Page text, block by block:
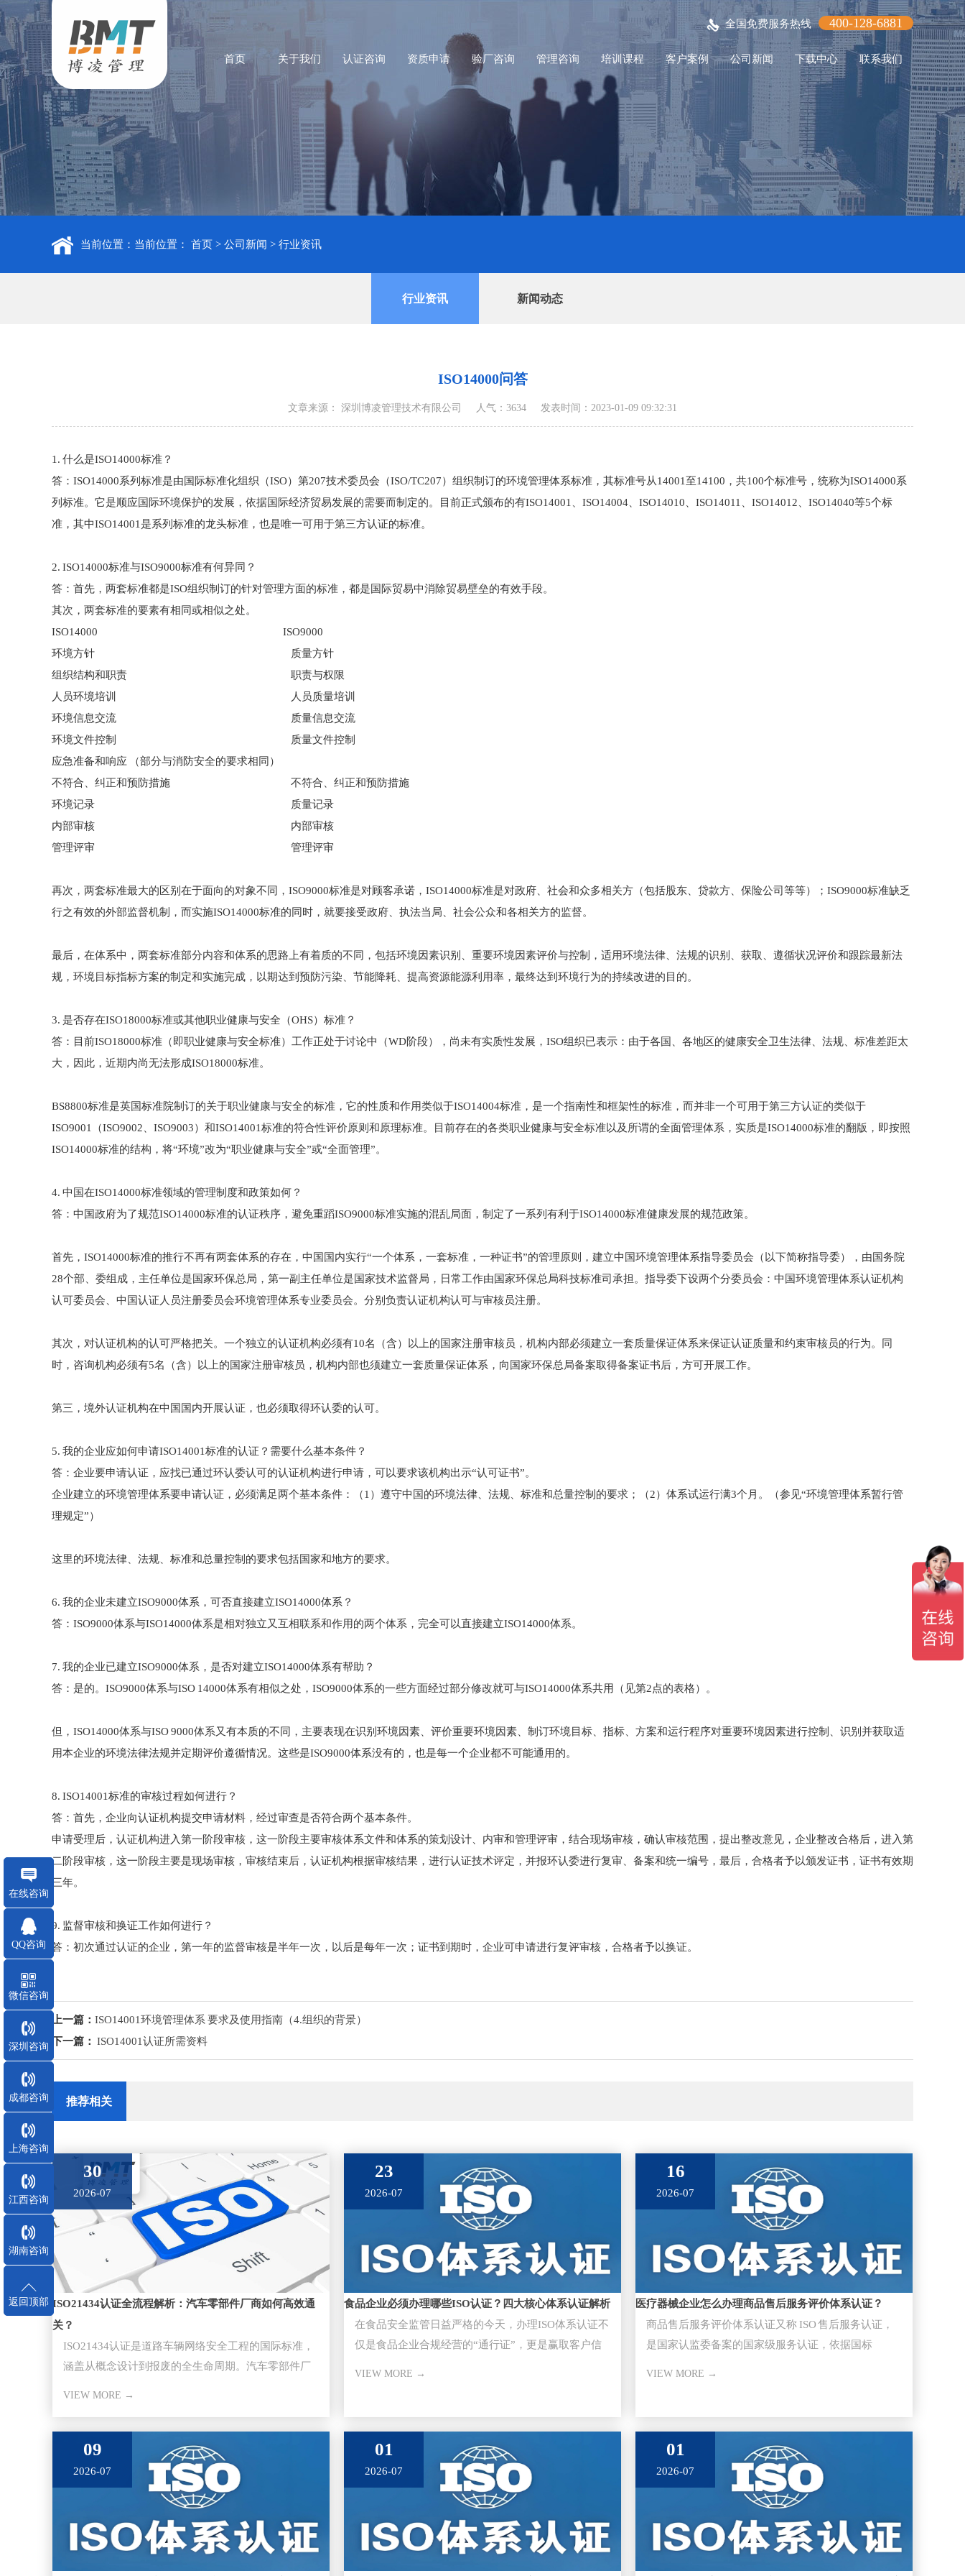
全国免费服务热线 400-128-6881
首页 关于我们 认证咨询 资质申请 验厂咨询 管理咨询 培训课程 客户案例 公司新闻 下载中心 联系我们
当前位置：当前位置： 首页 > 公司新闻 > 行业资讯
行业资讯 新闻动态
ISO14000问答
文章来源： 深圳博凌管理技术有限公司 人气：3634 发表时间：2023-01-09 09:32:31
1. 什么是ISO14000标准？
答：ISO14000系列标准是由国际标准化组织（ISO）第207技术委员会（ISO/TC207）组织制订的环境管理体系标准，其标准号从14001至14100，共100个标准号，统称为ISO14000系
列标准。它是顺应国际环境保护的发展，依据国际经济贸易发展的需要而制定的。目前正式颁布的有ISO14001、ISO14004、ISO14010、ISO14011、ISO14012、ISO14040等5个标
准，其中ISO14001是系列标准的龙头标准，也是唯一可用于第三方认证的标准。
2. ISO14000标准与ISO9000标准有何异同？
答：首先，两套标准都是ISO组织制订的针对管理方面的标准，都是国际贸易中消除贸易壁垒的有效手段。
其次，两套标准的要素有相同或相似之处。
ISO14000 ISO9000
环境方针 质量方针
组织结构和职责 职责与权限
人员环境培训 人员质量培训
环境信息交流 质量信息交流
环境文件控制 质量文件控制
应急准备和响应 （部分与消防安全的要求相同）
不符合、纠正和预防措施 不符合、纠正和预防措施
环境记录 质量记录
内部审核 内部审核
管理评审 管理评审
再次，两套标准最大的区别在于面向的对象不同，ISO9000标准是对顾客承诺，ISO14000标准是对政府、社会和众多相关方（包括股东、贷款方、保险公司等等）；ISO9000标准缺乏
行之有效的外部监督机制，而实施ISO14000标准的同时，就要接受政府、执法当局、社会公众和各相关方的监督。
最后，在体系中，两套标准部分内容和体系的思路上有着质的不同，包括环境因素识别、重要环境因素评价与控制，适用环境法律、法规的识别、获取、遵循状况评价和跟踪最新法
规，环境目标指标方案的制定和实施完成，以期达到预防污染、节能降耗、提高资源能源利用率，最终达到环境行为的持续改进的目的。
3. 是否存在ISO18000标准或其他职业健康与安全（OHS）标准？
答：目前ISO18000标准（即职业健康与安全标准）工作正处于讨论中（WD阶段），尚未有实质性发展，ISO组织已表示：由于各国、各地区的健康安全卫生法律、法规、标准差距太
大，因此，近期内尚无法形成ISO18000标准。
BS8800标准是英国标准院制订的关于职业健康与安全的标准，它的性质和作用类似于ISO14004标准，是一个指南性和框架性的标准，而并非一个可用于第三方认证的类似于
ISO9001（ISO9002、ISO9003）和ISO14001标准的符合性评价原则和原理标准。目前存在的各类职业健康与安全标准以及所谓的全面管理体系，实质是ISO14000标准的翻版，即按照
ISO14000标准的结构，将“环境”改为“职业健康与安全”或“全面管理”。
4. 中国在ISO14000标准领域的管理制度和政策如何？
答：中国政府为了规范ISO14000标准的认证秩序，避免重蹈ISO9000标准实施的混乱局面，制定了一系列有利于ISO14000标准健康发展的规范政策。
首先，ISO14000标准的推行不再有两套体系的存在，中国国内实行“一个体系，一套标准，一种证书”的管理原则，建立中国环境管理体系指导委员会（以下简称指导委），由国务院
28个部、委组成，主任单位是国家环保总局，第一副主任单位是国家技术监督局，日常工作由国家环保总局科技标准司承担。指导委下设两个分委员会：中国环境管理体系认证机构
认可委员会、中国认证人员注册委员会环境管理体系专业委员会。分别负责认证机构认可与审核员注册。
其次，对认证机构的认可严格把关。一个独立的认证机构必须有10名（含）以上的国家注册审核员，机构内部必须建立一套质量保证体系来保证认证质量和约束审核员的行为。同
时，咨询机构必须有5名（含）以上的国家注册审核员，机构内部也须建立一套质量保证体系，向国家环保总局备案取得备案证书后，方可开展工作。
第三，境外认证机构在中国国内开展认证，也必须取得环认委的认可。
5. 我的企业应如何申请ISO14001标准的认证？需要什么基本条件？
答：企业要申请认证，应找已通过环认委认可的认证机构进行申请，可以要求该机构出示“认可证书”。
企业建立的环境管理体系要申请认证，必须满足两个基本条件：（1）遵守中国的环境法律、法规、标准和总量控制的要求；（2）体系试运行满3个月。（参见“环境管理体系暂行管
理规定”）
这里的环境法律、法规、标准和总量控制的要求包括国家和地方的要求。
6. 我的企业未建立ISO9000体系，可否直接建立ISO14000体系？
答：ISO9000体系与ISO14000体系是相对独立又互相联系和作用的两个体系，完全可以直接建立ISO14000体系。
7. 我的企业已建立ISO9000体系，是否对建立ISO14000体系有帮助？
答：是的。ISO9000体系与ISO 14000体系有相似之处，ISO9000体系的一些方面经过部分修改就可与ISO14000体系共用（见第2点的表格）。
但，ISO14000体系与ISO 9000体系又有本质的不同，主要表现在识别环境因素、评价重要环境因素、制订环境目标、指标、方案和运行程序对重要环境因素进行控制、识别并获取适
用本企业的环境法律法规并定期评价遵循情况。这些是ISO9000体系没有的，也是每一个企业都不可能通用的。
8. ISO14001标准的审核过程如何进行？
答：首先，企业向认证机构提交申请材料，经过审查是否符合两个基本条件。
申请受理后，认证机构进入第一阶段审核，这一阶段主要审核体系文件和体系的策划设计、内审和管理评审，结合现场审核，确认审核范围，提出整改意见，企业整改合格后，进入第
二阶段审核，这一阶段主要是现场审核，审核结束后，认证机构根据审核结果，进行认证技术评定，并报环认委进行复审、备案和统一编号，最后，合格者予以颁发证书，证书有效期
三年。
9. 监督审核和换证工作如何进行？
答：初次通过认证的企业，第一年的监督审核是半年一次，以后是每年一次；证书到期时，企业可申请进行复评审核，合格者予以换证。
上一篇： ISO14001环境管理体系 要求及使用指南（4.组织的背景）
下一篇： ISO14001认证所需资料
推荐相关
30
2026-07
ISO21434认证全流程解析：汽车零部件厂商如何高效通
关？
ISO21434认证是道路车辆网络安全工程的国际标准，
涵盖从概念设计到报废的全生命周期。汽车零部件厂
VIEW MORE →
23
2026-07
食品企业必须办理哪些ISO认证？四大核心体系认证解析
在食品安全监管日益严格的今天，办理ISO体系认证不
仅是食品企业合规经营的“通行证”，更是赢取客户信
VIEW MORE →
16
2026-07
医疗器械企业怎么办理商品售后服务评价体系认证？
商品售后服务评价体系认证又称 ISO 售后服务认证，
是国家认监委备案的国家级服务认证，依据国标
VIEW MORE →
09
2026-07
01
2026-07
01
2026-07
在线咨询
QQ咨询
微信咨询
深圳咨询
成都咨询
上海咨询
江西咨询
湖南咨询
返回顶部